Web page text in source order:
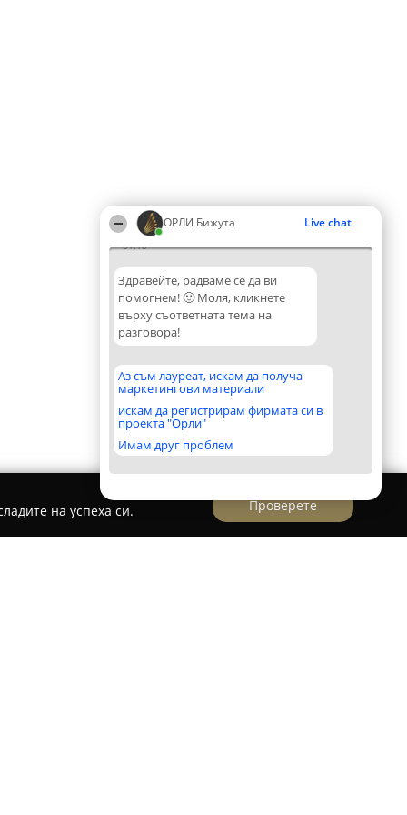
ОРЛИ Бижута Live chat
01:18
Здравейте, радваме се да ви
помогнем! 🙂 Моля, кликнете
върху съответната тема на
разговора!
Аз съм лауреат, искам да получа
маркетингови материали
искам да регистрирам фирмата си в
проекта "Орли"
Имам друг проблем
на успеха си. Проверете